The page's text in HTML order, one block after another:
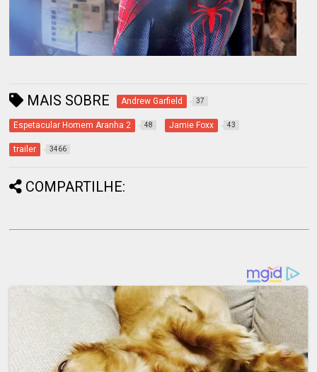
MAIS SOBRE Andrew Garfield 37
Espetacular Homem Aranha 2 48 Jamie Foxx 43
trailer 3466
COMPARTILHE: